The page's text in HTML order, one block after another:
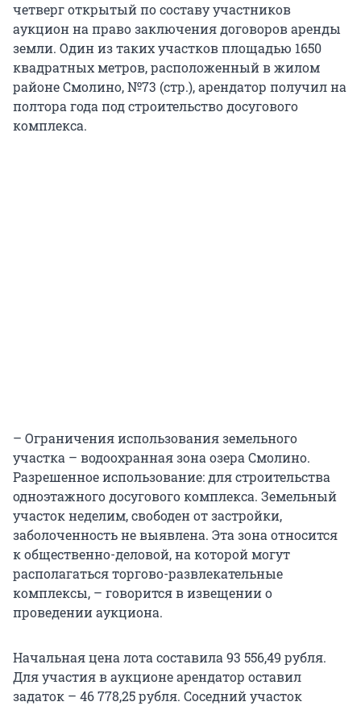
четверг открытый по составу участников
аукцион на право заключения договоров аренды
земли. Один из таких участков площадью 1650
квадратных метров, расположенный в жилом
районе Смолино, №73 (стр.), арендатор получил на
полтора года под строительство досугового
комплекса.
– Ограничения использования земельного
участка – водоохранная зона озера Смолино.
Разрешенное использование: для строительства
одноэтажного досугового комплекса. Земельный
участок неделим, свободен от застройки,
заболоченность не выявлена. Эта зона относится
к общественно-деловой, на которой могут
располагаться торгово-развлекательные
комплексы, – говорится в извещении о
проведении аукциона.
Начальная цена лота составила 93 556,49 рубля.
Для участия в аукционе арендатор оставил
задаток – 46 778,25 рубля. Соседний участок